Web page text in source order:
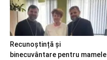
Recunoștință și
binecuvântare pentru mamele